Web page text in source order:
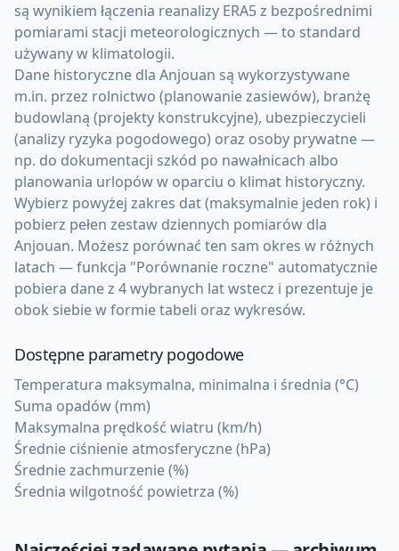
są wynikiem łączenia reanalizy ERA5 z bezpośrednimi
pomiarami stacji meteorologicznych — to standard
używany w klimatologii.
Dane historyczne dla Anjouan są wykorzystywane
m.in. przez rolnictwo (planowanie zasiewów), branżę
budowlaną (projekty konstrukcyjne), ubezpieczycieli
(analizy ryzyka pogodowego) oraz osoby prywatne —
np. do dokumentacji szkód po nawałnicach albo
planowania urlopów w oparciu o klimat historyczny.
Wybierz powyżej zakres dat (maksymalnie jeden rok) i
pobierz pełen zestaw dziennych pomiarów dla
Anjouan. Możesz porównać ten sam okres w różnych
latach — funkcja "Porównanie roczne" automatycznie
pobiera dane z 4 wybranych lat wstecz i prezentuje je
obok siebie w formie tabeli oraz wykresów.
Dostępne parametry pogodowe
Temperatura maksymalna, minimalna i średnia (°C)
Suma opadów (mm)
Maksymalna prędkość wiatru (km/h)
Średnie ciśnienie atmosferyczne (hPa)
Średnie zachmurzenie (%)
Średnia wilgotność powietrza (%)